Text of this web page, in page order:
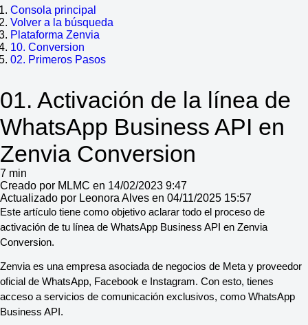
Consola principal
Volver a la búsqueda
Plataforma Zenvia
10. Conversion
02. Primeros Pasos
01. Activación de la línea de
WhatsApp Business API en
Zenvia Conversion
7 min
Creado por MLMC en 14/02/2023 9:47
Actualizado por Leonora Alves en 04/11/2025 15:57
Este artículo tiene como objetivo aclarar todo el proceso de
activación de tu línea de WhatsApp Business API en Zenvia
Conversion.
Zenvia es una empresa asociada de negocios de Meta y proveedor
oficial de WhatsApp, Facebook e Instagram. Con esto, tienes
acceso a servicios de comunicación exclusivos, como WhatsApp
Business API.